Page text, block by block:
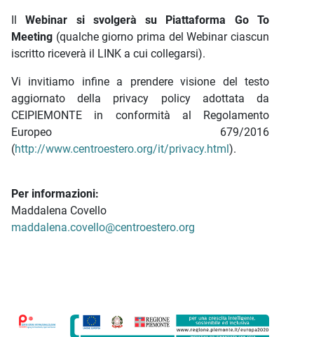
IlWebinar si svolgerà su Piattaforma Go To
Meeting (qualche giorno prima del Webinar ciascun
iscritto riceverà il LINK a cui collegarsi).
Vi invitiamo infine a prendere visione del testo
aggiornato della privacy policy adottata da
CEIPIEMONTE in conformità al Regolamento
Europeo 679/2016
(http://www.centroestero.org/it/privacy.html ).
Per informazioni:
Maddalena Covello
maddalena.covello@centroestero.org